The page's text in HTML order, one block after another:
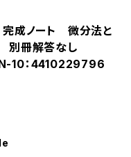
成ノート 微分法と
冊解答なし
10：4410229796